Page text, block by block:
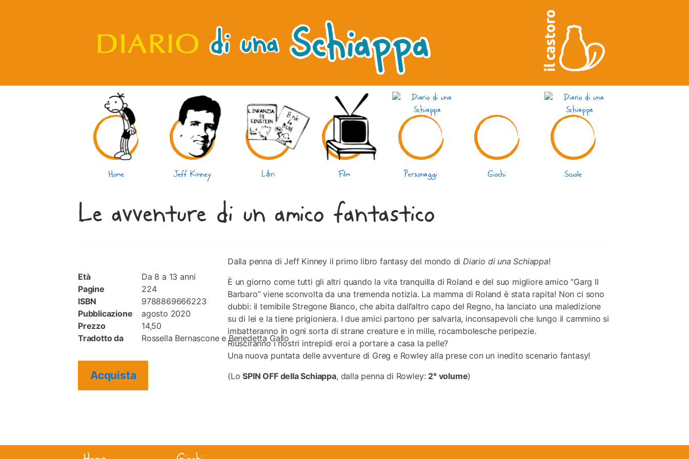
Home Jeff Kinney Libri Film Personaggi Giochi Scuole
Le avventure di un amico fantastico
Età
Pagine
ISBN
Pubblicazione
Prezzo
Tradotto da
Da 8 a 13 anni
224
9788869666223
agosto 2020
14,50
Rossella Bernascone e Benedetta Gallo
Acquista
Dalla penna di Jeff Kinney il primo libro fantasy del mondo di Diario di una Schiappa!
È un giorno come tutti gli altri quando la vita tranquilla di Roland e del suo migliore amico “Garg Il
Barbaro” viene sconvolta da una tremenda notizia. La mamma di Roland è stata rapita! Non ci sono
dubbi: il temibile Stregone Bianco, che abita dall’altro capo del Regno, ha lanciato una maledizione
su di lei e la tiene prigioniera. I due amici partono per salvarla, inconsapevoli che lungo il cammino si
imbatteranno in ogni sorta di strane creature e in mille, rocambolesche peripezie.
Riusciranno i nostri intrepidi eroi a portare a casa la pelle?
Una nuova puntata delle avventure di Greg e Rowley alla prese con un inedito scenario fantasy!
(LoSPIN OFF della Schiappa, dalla penna di Rowley: 2° volume)